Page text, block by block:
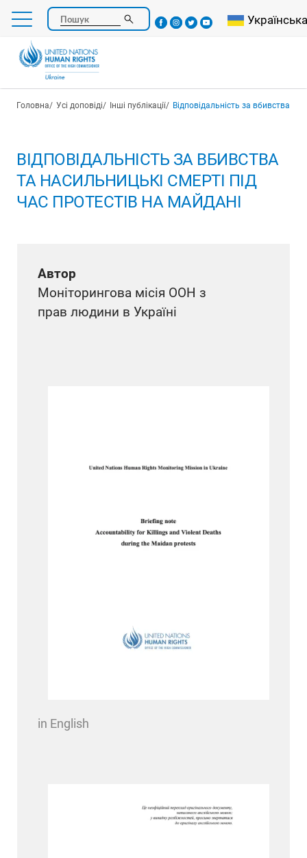
Перейти
основного
Пошук Select your
Українська
Рядок навіґації
Головна Усі доповіді Інші публікації Відповідальність за вбивства та
ВІДПОВІДАЛЬНІСТЬ ЗА ВБИВСТВА
ТА НАСИЛЬНИЦЬКІ СМЕРТІ ПІД
ЧАС ПРОТЕСТІВ НА МАЙДАНІ
Автор
Моніторингова місія ООН з
прав людини в Україні
in English